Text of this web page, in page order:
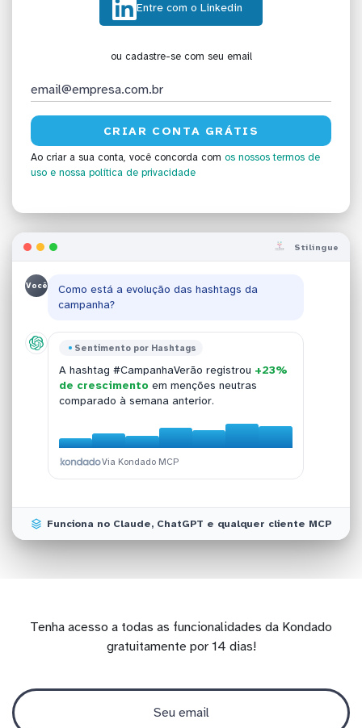
Entre com o Linkedin
ou cadastre-se com seu email
Ao criar a sua conta, você concorda com os nossos termos de
uso e nossa política de privacidade
Stilingue
Sentimento por Termos
O termo "marca X" acumula67% de
menções positivas contra 12% negativas
nas últimas 24 horas.
Via Kondado MCP
Você
Como está a evolução das hashtags da
campanha?
Sentimento por Hashtags
A hashtag #CampanhaVerão registrou +23%
de crescimento em menções neutras
comparado à semana anterior.
Via Kondado MCP
Sentimento por Temas
O tema "atendimento" concentra45% do
volume crítico, totalizando 1.847 menções
negativas ontem.
Via Kondado MCP
Sentimento por Grupos
O grupo "clientes fiéis" mantém82% de
classificações positivassobre a marca
nos últimos 30 dias.
Via Kondado MCP
Funciona no Claude, ChatGPT e qualquer cliente MCP
Tenha acesso a todas as funcionalidades da Kondado
gratuitamente por 14 dias!